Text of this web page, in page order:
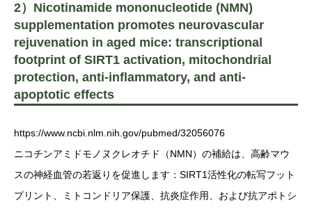
2）Nicotinamide mononucleotide (NMN)
supplementation promotes neurovascular
rejuvenation in aged mice: transcriptional
footprint of SIRT1 activation, mitochondrial
protection, anti-inflammatory, and anti-
apoptotic effects
https://www.ncbi.nlm.nih.gov/pubmed/32056076
ニコチンアミドモノヌクレオチド（NMN）の補給は、高齢マウ
スの神経血管の若返りを促進します：SIRT1活性化の転写フット
プリント、ミトコンドリア保護、抗炎症作用、および抗アポトシ